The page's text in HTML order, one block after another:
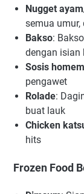
Nugget
semua
Bakso:
dengan isian
Sosis
pengawet
Rolade:
buat lauk
Chicken
hits
Frozen Food